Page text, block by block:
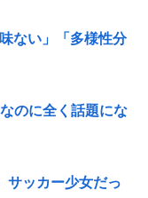
ない」「多様性分
のに全く話題にな
サッカー少女だっ